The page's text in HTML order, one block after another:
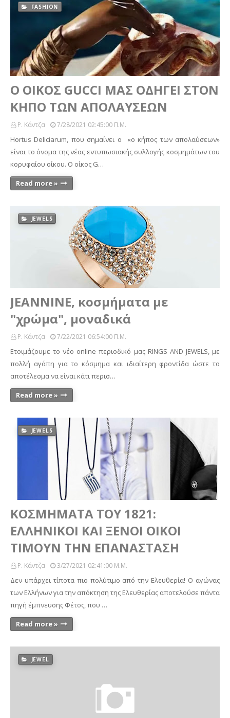
FASHION
Ο ΟΙΚΟΣ GUCCI ΜΑΣ ΟΔΗΓΕΙ ΣΤΟΝ
ΚΗΠΟ ΤΩΝ ΑΠΟΛΑΥΣΕΩΝ
Ρ. Κάντζα 7/28/2021 02:45:00 Π.μ.
Hortus Deliciarum, που σημαίνει ο «ο κήπος των απολαύσεων»
είναι το όνομα της νέας εντυπωσιακής συλλογής κοσμημάτων του
κορυφαίου οίκου. Ο οίκος G…
Read more »
JEWELS
JEANNINE, κοσμήματα με
"χρώμα", μοναδικά
Ρ. Κάντζα 7/22/2021 06:54:00 Π.μ.
Ετοιμάζουμε το νέο online περιοδικό μας RINGS AND JEWELS, με
πολλή αγάπη για το κόσμημα και ιδιαίτερη φροντίδα ώστε το
αποτέλεσμα να είναι κάτι περισ…
Read more »
JEWELS
ΚΟΣΜΗΜΑΤΑ ΤΟΥ 1821:
ΕΛΛΗΝΙΚΟΙ ΚΑΙ ΞΕΝΟΙ ΟΙΚΟΙ
ΤΙΜΟΥΝ ΤΗΝ EΠΑΝΑΣΤΑΣΗ
Ρ. Κάντζα 3/27/2021 02:41:00 Μ.μ.
Δεν υπάρχει τίποτα πιο πολύτιμο από την Ελευθερία! Ο αγώνας
των Ελλήνων για την απόκτηση της Ελευθερίας αποτελούσε πάντα
πηγή έμπνευσης Φέτος, που …
Read more »
JEWEL